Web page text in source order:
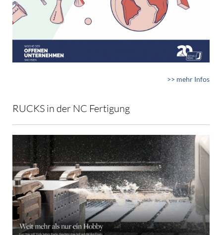
>> mehr Infos
RUCKS in der NC Fertigung